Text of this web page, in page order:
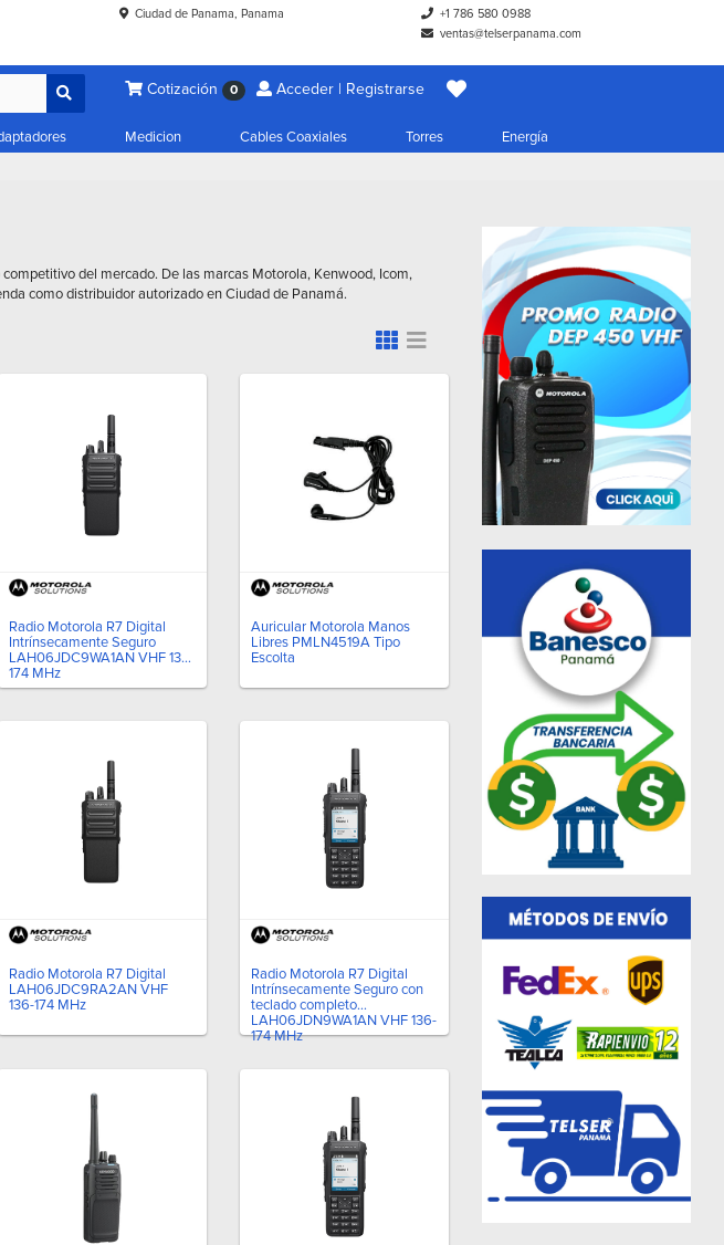
Ciudad de Panama, Panama
+1 786 580 0988
ventas@telserpanama.com
Cotización 0 Acceder | Registrarse
Medicion Cables Coaxiales Torres Energía
del mercado. De las marcas Motorola, Kenwood, Icom,
como distribuidor autorizado en Ciudad de Panamá.
Radio Motorola R7 Digital
Intrínsecamente Seguro
LAH06JDC9WA1AN VHF 136-
174 MHz
Auricular Motorola Manos
Libres PMLN4519A Tipo
Escolta
Radio Motorola R7 Digital
LAH06JDC9RA2AN VHF
136-174 MHz
Radio Motorola R7 Digital
Intrínsecamente Seguro con
teclado completo
LAH06JDN9WA1AN VHF 136-
174 MHz